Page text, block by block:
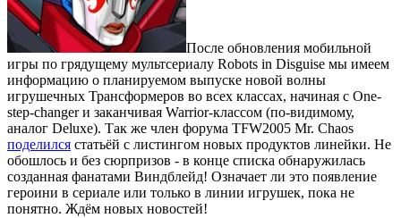
После обновления мобильной
игры по грядущему мультсериалу Robots in Disguise мы имеем
информацию о планируемом выпуске новой волны
игрушечных Трансформеров во всех классах, начиная с One-
step-changer и заканчивая Warrior-классом (по-видимому,
аналог Deluxe). Так же член форума TFW2005 Mr. Chaos
поделился статьёй с листингом новых продуктов линейки. Не
обошлось и без сюрпризов - в конце списка обнаружилась
созданная фанатами Виндблейд! Означает ли это появление
героини в сериале или только в линии игрушек, пока не
понятно. Ждём новых новостей!